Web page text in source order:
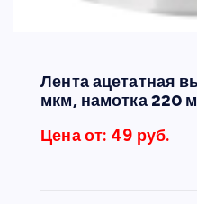
Лента ацетатная
мкм, намотка 220 м
Цена от: 49 руб.